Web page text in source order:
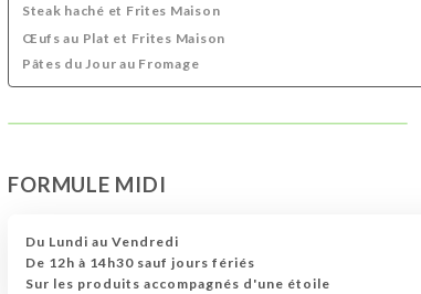
Steak haché et Frites Maison
Œufs au Plat et Frites Maison
Pâtes du Jour au Fromage
FORMULE MIDI
Du Lundi au Vendredi
De 12h à 14h30 sauf jours fériés
Sur les produits accompagnés d'une étoile